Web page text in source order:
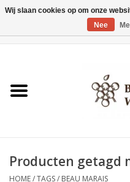
Wijnen
Wijnbar Antwerpen
Producten getagd
HOME/TAGS/ BEAU MARAIS
Wij slaan cookies op om onze
Nee